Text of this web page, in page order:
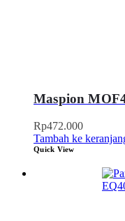
Maspion
Rp472.000
Tambah ke
Quick View